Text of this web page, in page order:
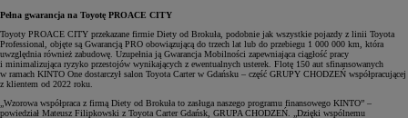
Pełna gwarancja na Toyotę PROACE CITY
Toyoty PROACE CITY przekazane firmie Diety od Brokuła, podobnie jak wszystkie pojazdy z linii Toyota
Professional, objęte są Gwarancją PRO obowiązującą do trzech lat lub do przebiegu 1 000 000 km, która
uwzględnia również zabudowę. Uzupełnia ją Gwarancja Mobilności zapewniająca ciągłość pracy
i minimalizująca ryzyko przestojów wynikających z ewentualnych usterek. Flotę 150 aut sfinansowanych
w ramach KINTO One dostarczył salon Toyota Carter w Gdańsku – część GRUPY CHODZEŃ współpracującej
z klientem od 2022 roku.
„Wzorowa współpraca z firmą Diety od Brokuła to zasługa naszego programu finansowego KINTO” –
powiedział Mateusz Filipkowski z Toyota Carter Gdańsk, GRUPA CHODZEŃ. „Dzięki wspólnemu